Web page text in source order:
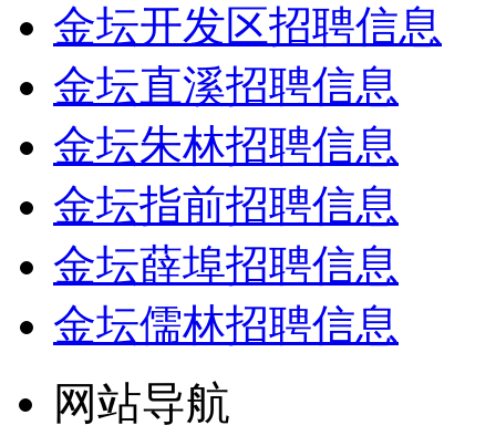
金坛开发区招聘信息
金坛直溪招聘信息
金坛朱林招聘信息
金坛指前招聘信息
金坛薛埠招聘信息
金坛儒林招聘信息
网站导航